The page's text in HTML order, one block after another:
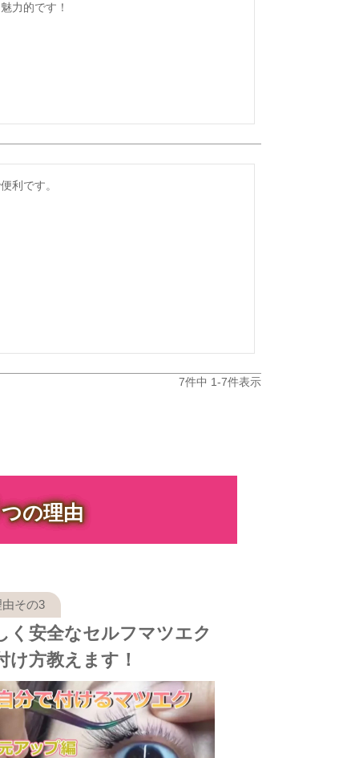
力的です！
7件中 1-7件表示
つの理由
く安全なセルフマツエク
け方教えます！